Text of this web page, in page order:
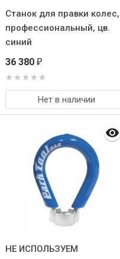
Станок для правки колес,
профессиональный, цв.
синий
36 380 ₽
Нет в наличии
НЕ ИСПОЛЬЗУЕМ